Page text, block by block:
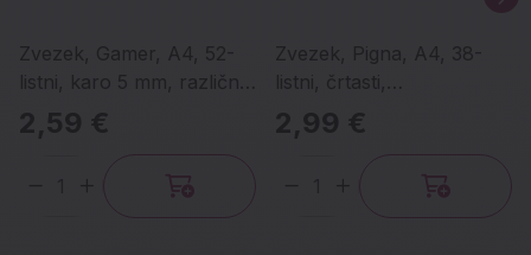
Zvezek, Gamer, A4, 52-
listni, karo 5 mm, različni
motivi
2,59 €
Količina
Zvezek, Pigna, A4, 38-
listni, črtasti,
Monochrome Chocolate,
različni motivi
2,99 €
Količina